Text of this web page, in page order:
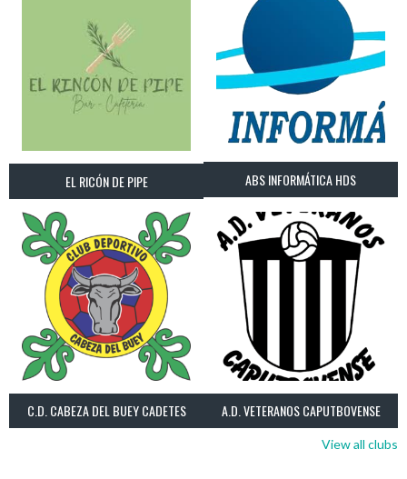
EL RICÓN DE PIPE ABS INFORMÁTICA HDS
C.D. CABEZA DEL BUEY CADETES A.D. VETERANOS CAPUTBOVENSE
View all clubs